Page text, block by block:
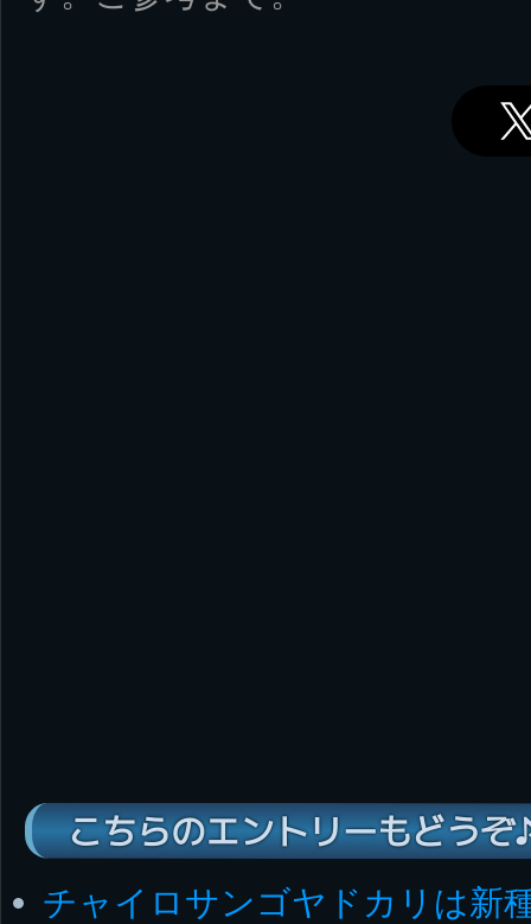
こちらのエントリーもどうぞ
チャイロサンゴヤドカリは新